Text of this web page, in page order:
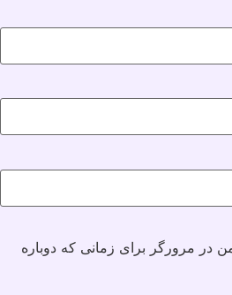
در مرورگر برای زمانی که دوباره